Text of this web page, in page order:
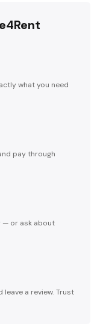
what you need
pay through
— or ask about
a review. Trust